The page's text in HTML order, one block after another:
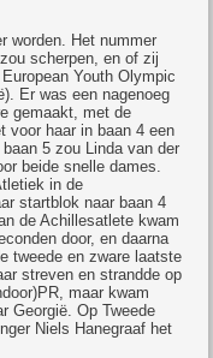
worden. Het nummer
scherpen, en of zij
Youth Olympic
Er was een nagenoeg
gemaakt, met de
voor haar in baan 4 een
5 zou Linda van der
beide snelle dames.
in de
startblok naar baan 4
de Achillesatlete kwam
door, en daarna
tweede en zware laatste
streven en strandde op
maar kwam
Georgië. Op Tweede
Niels Hanegraaf het